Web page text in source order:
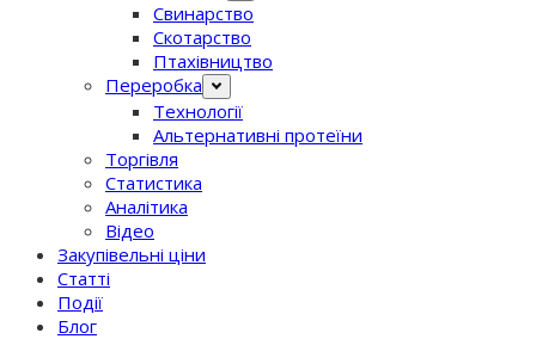
Свинарство
Скотарство
Птахівництво
Переробка
Технології
Альтернативні протеїни
Торгівля
Статистика
Аналітика
Відео
Закупівельні ціни
Статті
Події
Блог